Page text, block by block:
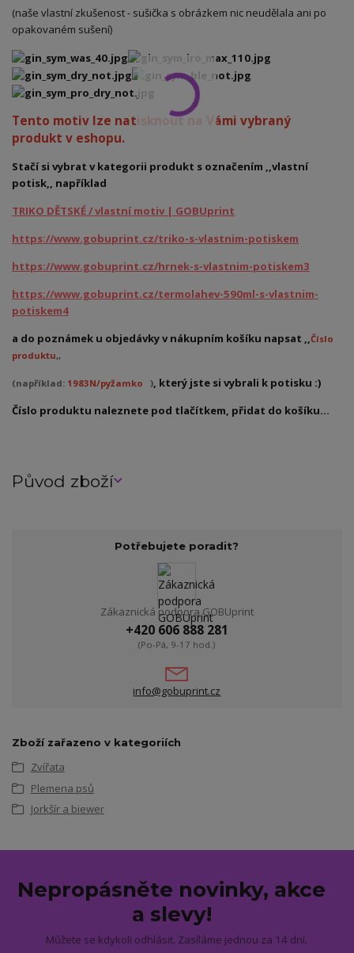
(naše vlastní zkušenost - sušička s obrázkem nic neudělala ani po
opakovaném sušení)
Tento motiv lze natisknout na Vámi vybraný
produkt v eshopu.
Stačí si vybrat v kategorii produkt s označením ,,vlastní
potisk,, například
TRIKO DĚTSKÉ / vlastní motiv | GOBUprint
https://www.gobuprint.cz/triko-s-vlastnim-potiskem
https://www.gobuprint.cz/hrnek-s-vlastnim-potiskem3
https://www.gobuprint.cz/termolahev-590ml-s-vlastnim-
potiskem4
a do poznámek u objedávky v nákupním košíku napsat ,,Číslo
produktu,,
(například: 1983N/pyžamko ), který jste si vybrali k potisku :)
Číslo produktu naleznete pod tlačítkem, přidat do košíku...
Původ zboží
Potřebujete poradit?
Zákaznická podpora GOBUprint
+420 606 888 281
(Po-Pá, 9-17 hod.)
info@gobuprint.cz
Zboží zařazeno v kategoriích
Zvířata
Plemena psů
Jorkšír a biewer
Nepropásněte novinky, akce
a slevy!
Můžete se kdykoli odhlásit. Zasíláme jednou za 14 dní.